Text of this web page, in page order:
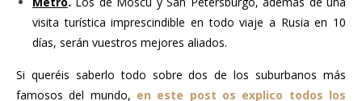
visita turística imprescindible en todo viaje a Rusia en 10
días, serán vuestros mejores aliados.
Si queréis saberlo todo sobre dos de los suburbanos más
famosos del mundo, en este post os explico todos los